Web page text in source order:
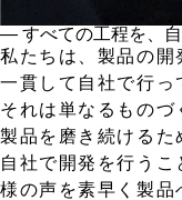
― すべての工程を、
私たちは、製品の開
一貫して自社で行っ
それは単なるものづ
製品を磨き続けるた
自社で開発を行う
様の声を素早く製